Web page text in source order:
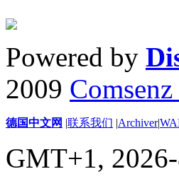
Powered by
2009
德国中文网 |联系我们 |Archiver|
GMT+1,